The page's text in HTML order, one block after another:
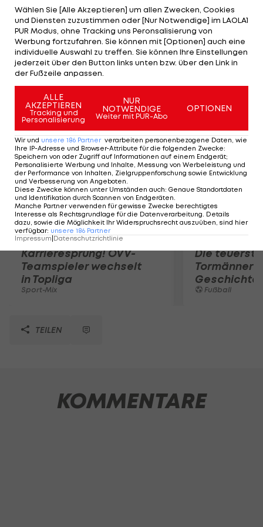
besiegelt Michael Terzer mit einem Touchdown
den Sieg, die Defense bleibt danach standhaft
und lässt keine Punkte mehr zu. Im Halbfinale
besiegten die Österreicher Mexiko mit 54:37.
Damit mussten die Heimischen im gesamten
Turnierverlauf nur eine Niederlage hinnehmen.
Mehr zum Thema
Karrieresprung! ÖVV-
Teamspieler wechselt
in Topliga
Sport-Mix
Die
Tormänner
Geschichte
Fußball
TEILEN
KOMMENTARE
Wählen Sie [Alle Akzeptieren] um allen Zwecken, Cookies
und Diensten zuzustimmen oder [Nur Notwendige] im LAOLA1
PUR Modus, ohne Tracking uns Peronsalisierung von
Werbung fortzufahren. Sie können mit [Optionen] auch eine
individuelle Auswahl zu treffen. Sie können Ihre Einstellungen
jederzeit über den Button links unten bzw. über den Link in
der Fußzeile anpassen.
ALLE
AKZEPTIEREN
Tracking und
Personalisierung
NUR
NOTWENDIGE
Weiter mit PUR-Abo
OPTIONEN
Wir und unsere 186 Partner verarbeiten personenbezogene Daten, wie
Ihre IP-Adresse und Browser-Attribute für die folgenden Zwecke:
Speichern von oder Zugriff auf Informationen auf einem Endgerät;
Personalisierte Werbung und Inhalte, Messung von Werbeleistung und
der Performance von Inhalten, Zielgruppenforschung sowie Entwicklung
und Verbesserung von Angeboten.
Diese Zwecke können unter Umständen auch: Genaue Standortdaten
und Identifikation durch Scannen von Endgeräten.
Manche Partner verwenden für gewisse Zwecke berechtigtes
Interesse als Rechtsgrundlage für die Datenverarbeitung. Details
dazu, sowie die Möglichkeit Ihr Widerspruchsrecht auszuüben, sind hier
verfügbar: unsere 186 Partner
Impressum Datenschutzrichtlinie